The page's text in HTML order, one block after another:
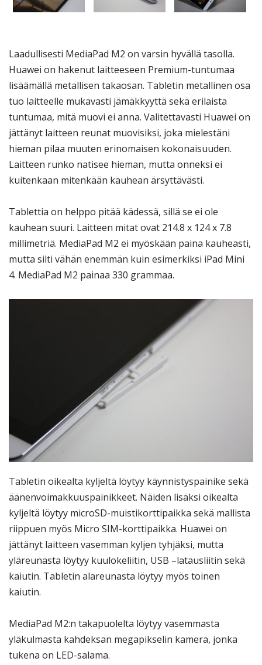
Laadullisesti MediaPad M2 on varsin hyvällä tasolla.
Huawei on hakenut laitteeseen Premium-tuntumaa
lisäämällä metallisen takaosan. Tabletin metallinen osa
tuo laitteelle mukavasti jämäkkyyttä sekä erilaista
tuntumaa, mitä muovi ei anna. Valitettavasti Huawei on
jättänyt laitteen reunat muovisiksi, joka mielestäni
hieman pilaa muuten erinomaisen kokonaisuuden.
Laitteen runko natisee hieman, mutta onneksi ei
kuitenkaan mitenkään kauhean ärsyttävästi.
Tablettia on helppo pitää kädessä, sillä se ei ole
kauhean suuri. Laitteen mitat ovat 214.8 x 124 x 7.8
millimetriä. MediaPad M2 ei myöskään paina kauheasti,
mutta silti vähän enemmän kuin esimerkiksi iPad Mini
4. MediaPad M2 painaa 330 grammaa.
Tabletin oikealta kyljeltä löytyy käynnistyspainike sekä
äänenvoimakkuuspainikkeet. Näiden lisäksi oikealta
kyljeltä löytyy microSD-muistikorttipaikka sekä mallista
riippuen myös Micro SIM-korttipaikka. Huawei on
jättänyt laitteen vasemman kyljen tyhjäksi, mutta
yläreunasta löytyy kuulokeliitin, USB –latausliitin sekä
kaiutin. Tabletin alareunasta löytyy myös toinen
kaiutin.
MediaPad M2:n takapuolelta löytyy vasemmasta
yläkulmasta kahdeksan megapikselin kamera, jonka
tukena on LED-salama.